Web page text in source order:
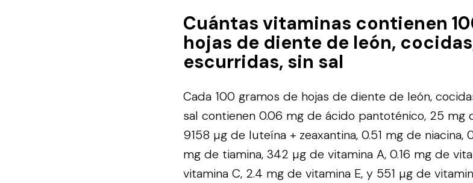
Cuántas vitaminas contienen
hojas de diente de león,
escurridas, sin sal
Cada 100 gramos de hojas de diente de león,
sal contienen 0.06 mg de ácido pantoténico, 25 mg
9158 µg de luteína + zeaxantina, 0.51 mg de niacina,
mg de tiamina, 342 µg de vitamina A, 0.16 mg de
vitamina C, 2.4 mg de vitamina E, y 551 µg de